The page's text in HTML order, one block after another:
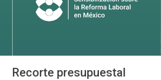
Recorte presupuestal